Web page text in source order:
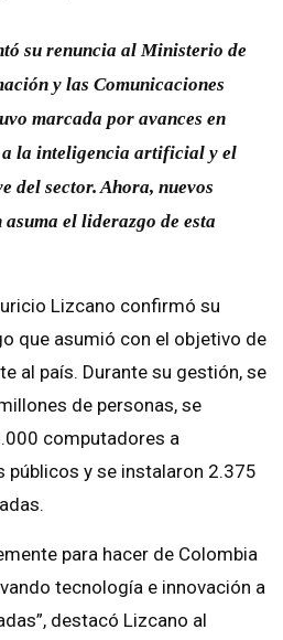
su renuncia al Ministerio de
y las Comunicaciones
marcada por avances en
la inteligencia artificial y el
del sector. Ahora, nuevos
el liderazgo de esta
Lizcano confirmó su
que asumió con el objetivo de
al país. Durante su gestión, se
de personas, se
computadores a
públicos y se instalaron 2.375
para hacer de Colombia
tecnología e innovación a
destacó Lizcano al